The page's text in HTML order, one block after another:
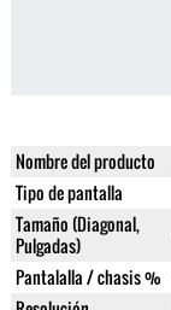
Nombre del producto
Tipo de pantalla
Tamaño (Diagonal,
Pulgadas)
Pantalalla / chasis %